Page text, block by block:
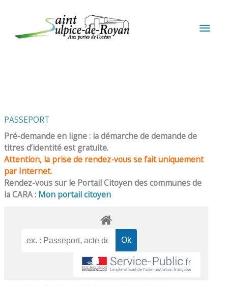
PASSEPORT
Pré-demande en ligne : la démarche de demande de
titres d’identité est gratuite.
Attention, la prise de rendez-vous se fait uniquement
par Internet.
Rendez-vous sur le Portail Citoyen des communes de
la CARA : Mon portail citoyen